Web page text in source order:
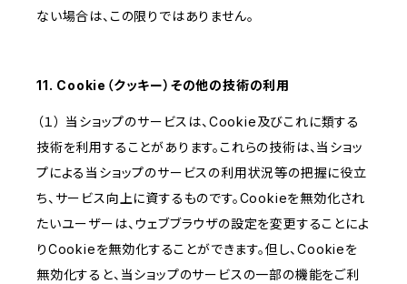
ない場合は、この限りではありません。
11. Cookie（クッキー）その他の技術の利用
（１） 当ショップのサービスは、Cookie及びこれに類する
技術を利用することがあります。これらの技術は、当ショッ
プによる当ショップのサービスの利用状況等の把握に役立
ち、サービス向上に資するものです。Cookieを無効化され
たいユーザーは、ウェブブラウザの設定を変更することによ
りCookieを無効化することができます。但し、Cookieを
無効化すると、当ショップのサービスの一部の機能をご利